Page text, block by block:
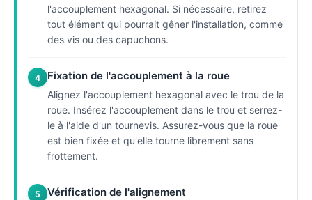
l'accouplement hexagonal. Si nécessaire, retirez
tout élément qui pourrait gêner l'installation, comme
des vis ou des capuchons.
4 Fixation de l'accouplement à la roue
Alignez l'accouplement hexagonal avec le trou de la
roue. Insérez l'accouplement dans le trou et serrez-
le à l'aide d'un tournevis. Assurez-vous que la roue
est bien fixée et qu'elle tourne librement sans
frottement.
5 Vérification de l'alignement